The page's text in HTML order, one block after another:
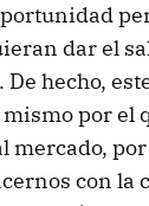
dar el
hecho,
por el
mercado,
con la